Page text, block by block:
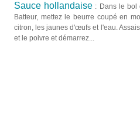
Sauce hollandaise : Dans le bol
Batteur, mettez le beurre coupé en
citron, les jaunes d'œufs et l'eau.
et le poivre et démarrez...